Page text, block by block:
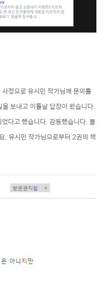
정으로 유시민 작가님께 문의를
보내고 이틀날 답장이 왔습니다.
다고 했습니다. 감동했습니다. 블
. 유시민 작가님으로부터 2권의 책